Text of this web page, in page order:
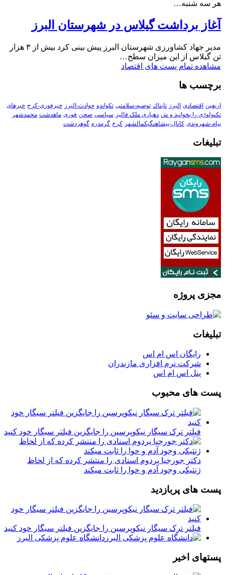
هر سه شنبه…
آغاز برداشت گیلاس در شهرستان البرز
مدیر جهاد کشاورزی شهرستان البرز پیش بینی کرد بیش از ۳ هزار
تن گیلاس از این میزان سطح…
مشاهده تمام پست های اقتصاد
برچسب ها
اربعین اقتصادی البرز تابناك توصیه-سلامتی تکواندو حوادث-البرز خبرفوری-کرج خبرهای
تکنولوڑی را بخوانید و ش دهیاری ملک فالیز سیاسی صحن فوری ماهدشت محمدشهر
پیام-شهروندی کانال-پیشاهنگیکمالشهر کرج گرمدره گوهردشت
تبلیغات
مجزی پروژه
تبلیغات
رایگان اس ام اس
شرکت نرم افزاری مازندران
پنل اس ام اس
پست های محبوب
فیلتر ترک سیگار نیکوپرسین را جایگزین فیلتر سیگار خود کنید
دکتر جورجیا پردوم اسنادی را منتشر کرده که از لحاظ
ژنتیکی وجود آدم و حوا را ثابت میکند
پست های پربازدید
فیلتر ترک سیگار نیکوپرسین را جایگزین فیلتر سیگار خود کنید
دانشگاه علوم پزشکی البرز
پستهای اخیر